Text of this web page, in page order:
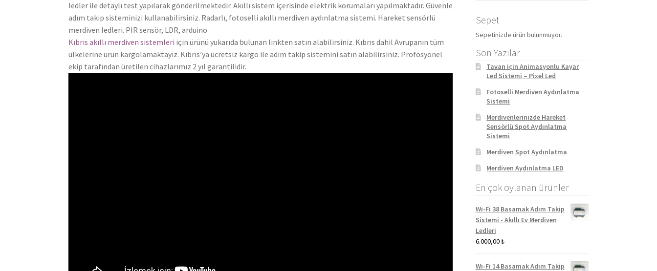
ledler ile detaylı test yapılarak gönderilmektedir. Akıllı sistem içerisinde elektrik korumaları yapılmaktadır. Güvenle
adım takip sisteminizi kullanabilirsiniz. Radarlı, fotoselli akıllı merdiven aydınlatma sistemi. Hareket sensörlü
merdiven ledleri. PIR sensör, LDR, arduino
Kıbrıs akıllı merdiven sistemleri için ürünü yukarıda bulunan linkten satın alabilirsiniz. Kıbrıs dahil Avrupanın tüm
ülkelerine ürün kargolamaktayız. Kıbrıs’ya ücretsiz kargo ile adım takip sistemini satın alabilirsiniz. Profosyonel
ekip tarafından üretilen cihazlarımız 2 yıl garantilidir.
Sepet
Sepetinizde ürün bulunmuyor.
Son Yazılar
Tavan için Animasyonlu Kayar
Led Sistemi – Pixel Led
Fotoselli Merdiven Aydınlatma
Sistemi
Merdivenlerinizde Hareket
Sensörlü Spot Aydınlatma
Sistemi
Merdiven Spot Aydınlatma
Merdiven Aydınlatma LED
En çok oylanan ürünler
Wi-Fi 38 Basamak Adım Takip
Sistemi - Akıllı Ev Merdiven
Ledleri
6.000,00₺
Wi-Fi 14 Basamak Adım Takip